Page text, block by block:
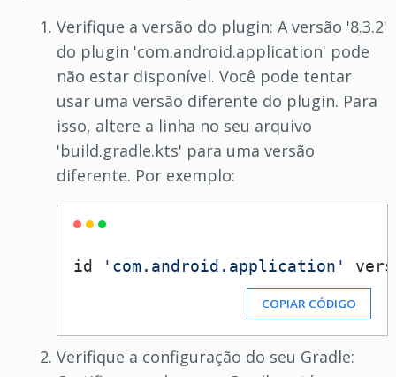
Verifique a versão do plugin: A versão '8.3.2'
do plugin 'com.android.application' pode
não estar disponível. Você pode tentar
usar uma versão diferente do plugin. Para
isso, altere a linha no seu arquivo
'build.gradle.kts' para uma versão
diferente. Por exemplo:
id 'com.android.application'
COPIAR CÓDIGO
Verifique a configuração do seu Gradle: